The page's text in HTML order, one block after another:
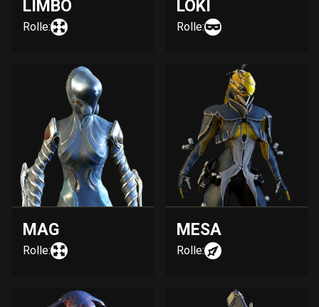
LIMBO
Rolle:
LOKI
Rolle:
MAG
Rolle:
MESA
Rolle: